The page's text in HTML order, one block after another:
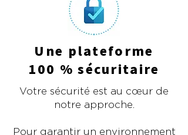
Une plateforme
100 % sécuritaire
Votre sécurité est au cœur de
notre approche.
Pour garantir un environnement